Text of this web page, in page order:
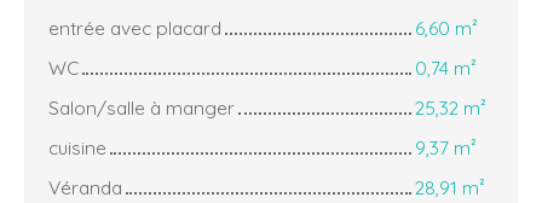
entrée avec placard
6,60 m²
WC
0,74 m²
Salon/salle à manger
25,32 m²
cuisine
9,37 m²
Véranda
28,91 m²